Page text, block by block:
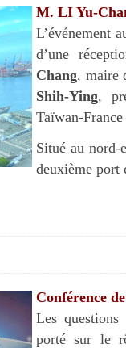
M. LI Yu-
L’événement
d’une
Chang, maire
Shih-Ying,
Taïwan-
Situé au nord-
deuxième port
Conférence
Les questions
porté sur le